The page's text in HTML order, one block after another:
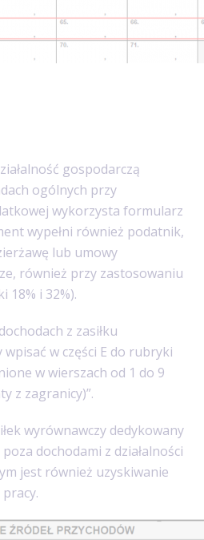
gospodarczą
ogólnych przy
wykorzysta formularz
wypełni również podatnik,
lub umowy
również przy zastosowaniu
18% i 32%).
z zasiłku
w części E do rubryki
w wierszach od 1 do 9
z zagranicy)”.
wyrównawczy dedykowany
dochodami z działalności
jest również uzyskiwanie